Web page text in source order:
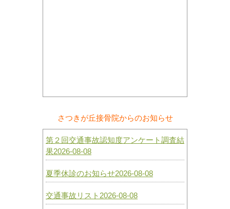
さつきが丘接骨院からのお知らせ
第２回交通事故認知度アンケート調査結
果2026-08-08
夏季休診のお知らせ2026-08-08
交通事故リスト2026-08-08